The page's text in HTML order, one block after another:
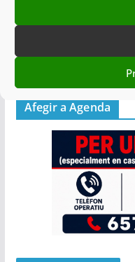
REUNIÓ DEL
SALUT
Afegir a Agenda